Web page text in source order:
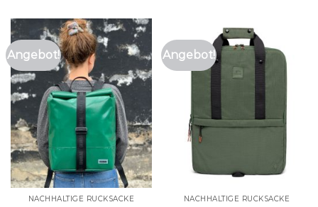
Angebot!
NACHHALTIGE RUCKSÄCKE
Angebot!
NACHHALTIGE RUCKSÄCKE